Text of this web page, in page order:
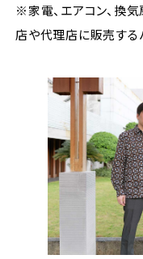
※家電、エアコン、換
店や代理店に販売する